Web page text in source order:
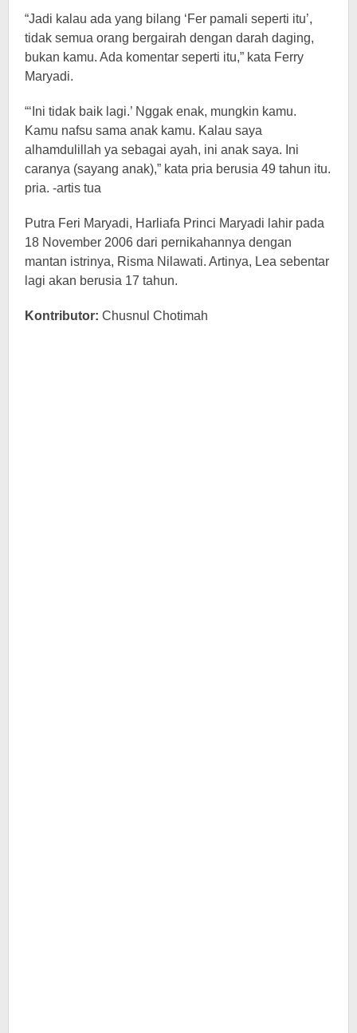
“Jadi kalau ada yang bilang ‘Fer pamali seperti itu’,
tidak semua orang bergairah dengan darah daging,
bukan kamu. Ada komentar seperti itu,” kata Ferry
Maryadi.
“‘Ini tidak baik lagi.’ Nggak enak, mungkin kamu.
Kamu nafsu sama anak kamu. Kalau saya
alhamdulillah ya sebagai ayah, ini anak saya. Ini
caranya (sayang anak),” kata pria berusia 49 tahun itu.
pria. -artis tua
Putra Feri Maryadi, Harliafa Princi Maryadi lahir pada
18 November 2006 dari pernikahannya dengan
mantan istrinya, Risma Nilawati. Artinya, Lea sebentar
lagi akan berusia 17 tahun.
Kontributor: Chusnul Chotimah